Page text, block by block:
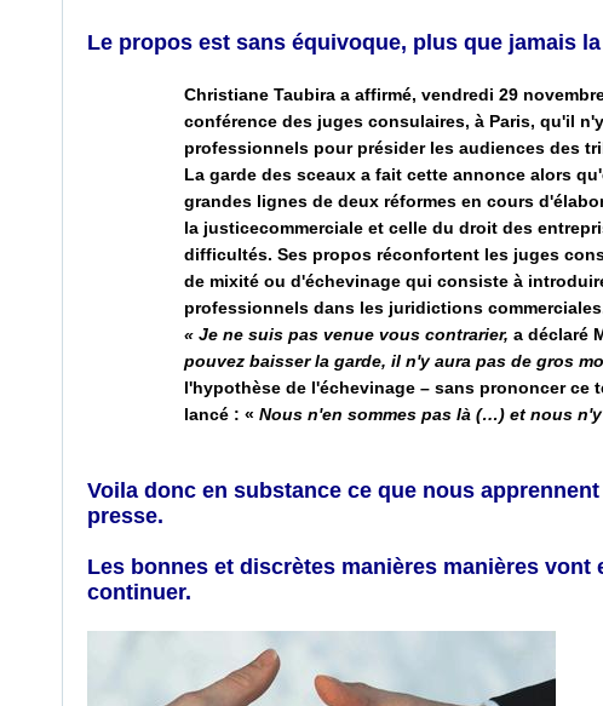
Le propos est sans équivoque, plus que jamais
Christiane Taubira a affirmé, vendredi 29
conférence des juges consulaires, à Paris, qu'il
professionnels pour présiderles audiences des
La garde des sceaux a fait cette annonce alors
grandes lignes de deux réformes en cours
la justicecommerciale et celle du droit des
difficultés. Ses propos réconfortent les juges
de mixité ou d'échevinage qui consiste à
professionnels dans les juridictions
« Je ne suis pas venue vous contrarier, a déclaré
pouvez baisserla garde, il n'y aura pas de gros
l'hypothèse de l'échevinage – sans prononcerce
lancé : « Nous n'en sommes pas là (…) et nous
Voila donc en substance ce que nous
presse.
Les bonnes et discrètes manières manières vont
continuer.